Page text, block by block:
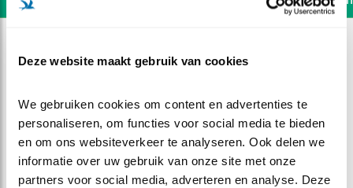
Deze website maakt gebruik van cookies
We gebruiken cookies om content en advertenties te
personaliseren, om functies voor social media te bieden
en om ons websiteverkeer te analyseren. Ook delen we
informatie over uw gebruik van onze site met onze
partners voor social media, adverteren en analyse. Deze